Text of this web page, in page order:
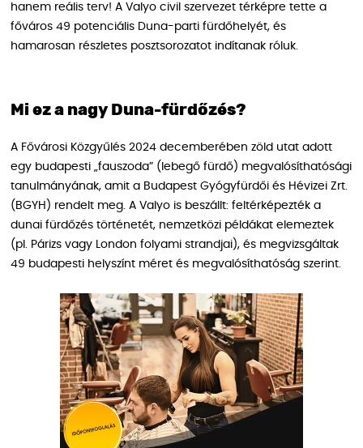
hanem reális terv! A Valyo civil szervezet térképre tette a
főváros 49 potenciális Duna-parti fürdőhelyét, és
hamarosan részletes posztsorozatot indítanak róluk.
Mi ez a nagy Duna-fürdőzés?
A Fővárosi Közgyűlés 2024 decemberében zöld utat adott
egy budapesti „fauszoda” (lebegő fürdő) megvalósíthatósági
tanulmányának, amit a Budapest Gyógyfürdői és Hévizei Zrt.
(BGYH) rendelt meg. A Valyo is beszállt: feltérképezték a
dunai fürdőzés történetét, nemzetközi példákat elemeztek
(pl. Párizs vagy London folyami strandjai), és megvizsgáltak
49 budapesti helyszínt méret és megvalósíthatóság szerint.